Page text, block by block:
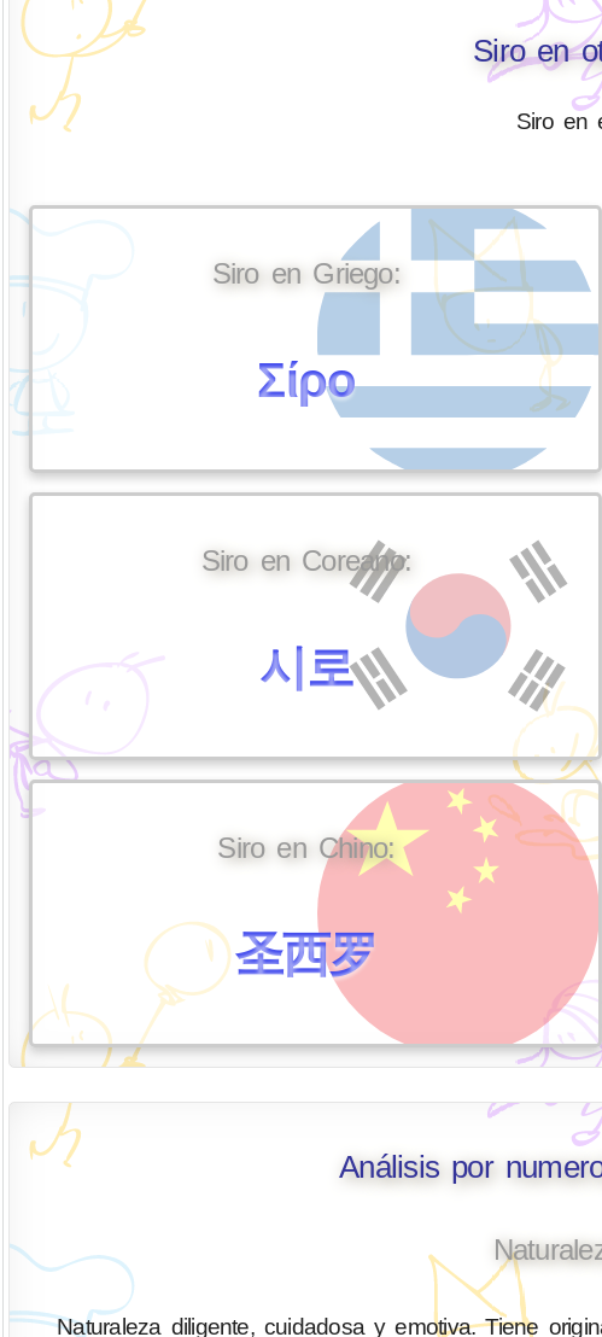
Siro en
Siro en
Siro en Griego:
Σίρο
Siro en Coreano:
시로
Siro en Chino:
圣西罗
Análisis por
Naturaleza diligente, cuidadosa y emotiva. Tiene